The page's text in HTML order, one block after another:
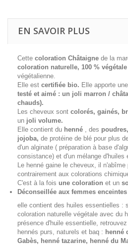
EN SAVOIR PLUS
Cette coloration Châtaigne de la
coloration naturelle, 100 % végétale
végétalienne.
Elle est certifiée bio. Elle apporte une
testé et aimé : un joli marron /
chauds).
Les cheveux sont colorés, gainés,
un joli volume.
Elle contient du henné , des poudres,
jojoba, de protéine de blé pour plus
d'un alginate ( préparation à base
consistance) et d'un mélange d'huiles
Le henné gaine le cheveux, il n'abîme
contrairement aux colorations
C'est à la fois une coloration et un
Déconseillée aux femmes enceintes
elle contient des huiles essentielles :
coloration naturelle végétale avec du
présence d'huile essentielle,
hennés purs, naturels et baq : henné
Gabès, henné tazarine, henné du